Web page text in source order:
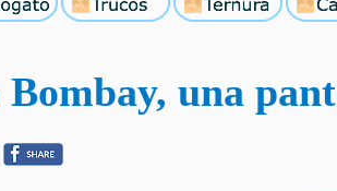
una